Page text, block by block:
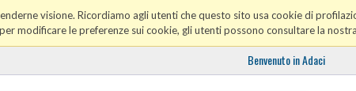
visione. Ricordiamo agli utenti che questo sito usa cookie di
modificare le preferenze sui cookie, gli utenti possono consultare la nostra
Benvenuto in Adaci